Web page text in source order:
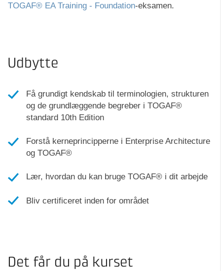
TOGAF® EA Training - Foundation-eksamen.
Udbytte
Få grundigt kendskab til terminologien, strukturen
og de grundlæggende begreber i TOGAF®
standard 10th Edition
Forstå kerneprincipperne i Enterprise Architecture
og TOGAF®
Lær, hvordan du kan bruge TOGAF® i dit arbejde
Bliv certificeret inden for området
Det får du på kurset